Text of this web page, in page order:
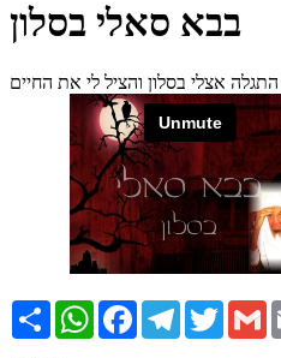
בבא סאלי בסלון
שתף WhatsAppFacebookTelegramTwitter